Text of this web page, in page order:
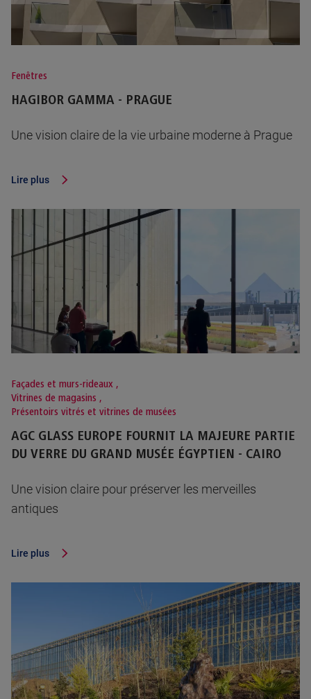
Fenêtres
HAGIBOR GAMMA - PRAGUE
Une vision claire de la vie urbaine moderne à Prague
Lire plus
Façades et murs-rideaux ,
Vitrines de magasins ,
Présentoirs vitrés et vitrines de musées
AGC GLASS EUROPE FOURNIT LA MAJEURE PARTIE
DU VERRE DU GRAND MUSÉE ÉGYPTIEN - CAIRO
Une vision claire pour préserver les merveilles
antiques
Lire plus